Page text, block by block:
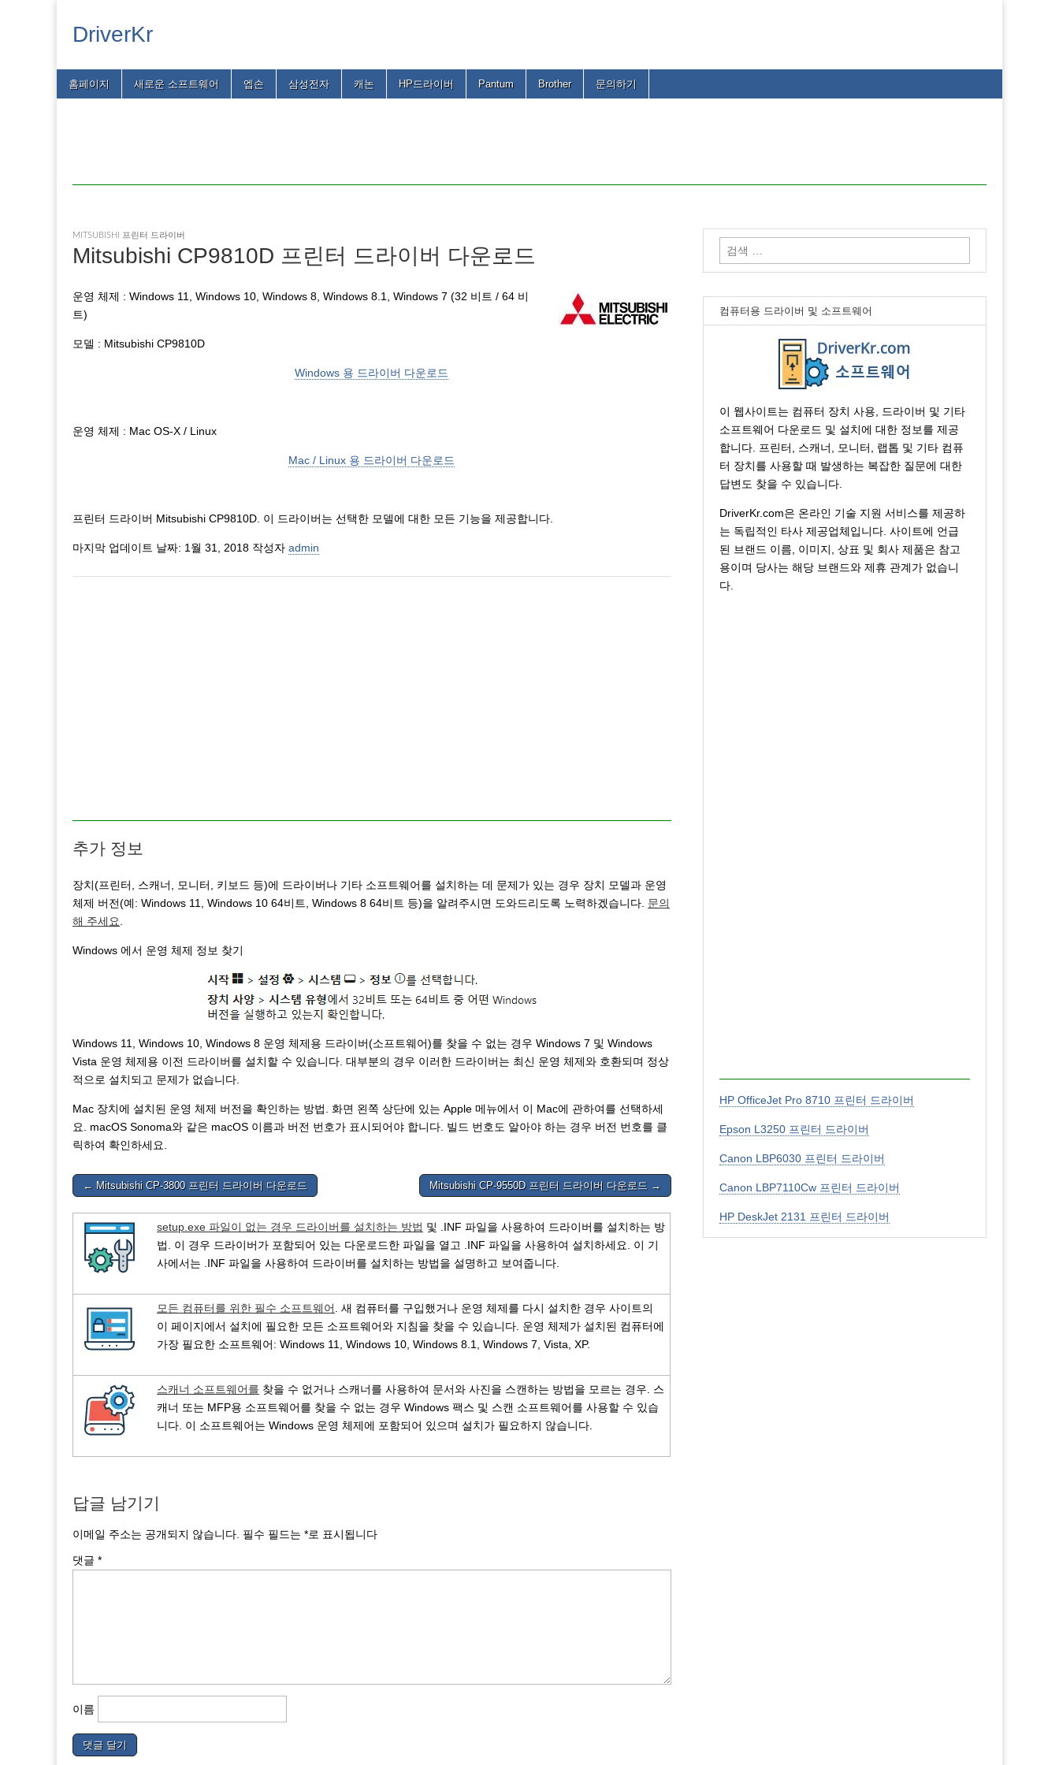
DriverKr
Main
menu
Skip
홈페이지 새로운 소프트웨어 엡손 삼성전자 캐논 HP드라이버 Pantum Brother 문의하기
MITSUBISHI 프린터 드라이버
Mitsubishi CP9810D 프린터 드라이버 다운로드
운영 체제 : Windows 11, Windows 10, Windows 8, Windows 8.1, Windows 7 (32 비트 / 64 비
트)
모델 : Mitsubishi CP9810D
Windows 용 드라이버 다운로드
운영 체제 : Mac OS-X / Linux
Mac / Linux 용 드라이버 다운로드
프린터 드라이버 Mitsubishi CP9810D. 이 드라이버는 선택한 모델에 대한 모든 기능을 제공합니다.
마지막 업데이트 날짜: 1월 31, 2018 작성자 admin
추가 정보
장치(프린터, 스캐너, 모니터, 키보드 등)에 드라이버나 기타 소프트웨어를 설치하는 데 문제가 있는 경우 장치 모델과 운영
체제 버전(예: Windows 11, Windows 10 64비트, Windows 8 64비트 등)을 알려주시면 도와드리도록 노력하겠습니다. 문의
해 주세요
Windows 에서 운영 체제 정보 찾기
Windows 11, Windows 10, Windows 8 운영 체제용 드라이버(소프트웨어)를 찾을 수 없는 경우 Windows 7 및 Windows
Vista 운영 체제용 이전 드라이버를 설치할 수 있습니다. 대부분의 경우 이러한 드라이버는 최신 운영 체제와 호환되며 정상
적으로 설치되고 문제가 없습니다.
Mac 장치에 설치된 운영 체제 버전을 확인하는 방법. 화면 왼쪽 상단에 있는 Apple 메뉴에서 이 Mac에 관하여를 선택하세
요. macOS Sonoma와 같은 macOS 이름과 버전 번호가 표시되어야 합니다. 빌드 번호도 알아야 하는 경우 버전 번호를 클
릭하여 확인하세요.
Post
navigation
← Mitsubishi CP-3800 프린터 드라이버 다운로드 Mitsubishi CP-9550D 프린터 드라이버 다운로드 →
setup.exe 파일이 없는 경우 드라이버를 설치하는 방법 및 .INF 파일을 사용하여 드라이버를 설치하는 방
법. 이 경우 드라이버가 포함되어 있는 다운로드한 파일을 열고 .INF 파일을 사용하여 설치하세요. 이 기
사에서는 .INF 파일을 사용하여 드라이버를 설치하는 방법을 설명하고 보여줍니다.
모든 컴퓨터를 위한 필수 소프트웨어
. 새 컴퓨터를 구입했거나 운영 체제를 다시 설치한 경우 사이트의
이 페이지에서 설치에 필요한 모든 소프트웨어와 지침을 찾을 수 있습니다. 운영 체제가 설치된 컴퓨터에
가장 필요한 소프트웨어: Windows 11, Windows 10, Windows 8.1, Windows 7, Vista, XP.
스캐너 소프트웨어를 찾을 수 없거나 스캐너를 사용하여 문서와 사진을 스캔하는 방법을 모르는 경우. 스
캐너 또는 MFP용 소프트웨어를 찾을 수 없는 경우 Windows 팩스 및 스캔 소프트웨어를 사용할 수 있습
니다. 이 소프트웨어는 Windows 운영 체제에 포함되어 있으며 설치가 필요하지 않습니다.
답글 남기기
이메일 주소는 공개되지 않습니다. 필수 필드는 *로 표시됩니다
댓글 *
이름
검
색:
컴퓨터용 드라이버 및 소프트웨어
이 웹사이트는 컴퓨터 장치 사용, 드라이버 및 기타
소프트웨어 다운로드 및 설치에 대한 정보를 제공
합니다. 프린터, 스캐너, 모니터, 랩톱 및 기타 컴퓨
터 장치를 사용할 때 발생하는 복잡한 질문에 대한
답변도 찾을 수 있습니다.
DriverKr.com은 온라인 기술 지원 서비스를 제공하
는 독립적인 타사 제공업체입니다. 사이트에 언급
된 브랜드 이름, 이미지, 상표 및 회사 제품은 참고
용이며 당사는 해당 브랜드와 제휴 관계가 없습니
다.
HP OfficeJet Pro 8710 프린터 드라이버
Epson L3250 프린터 드라이버
Canon LBP6030 프린터 드라이버
Canon LBP7110Cw 프린터 드라이버
HP DeskJet 2131 프린터 드라이버